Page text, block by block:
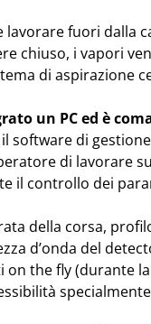
lavorare fuori dalla
chiuso, i vapori
di aspirazione
un PC ed è
il software di gestione
di lavorare
il controllo dei
della corsa,
d’onda del
the fly (durante